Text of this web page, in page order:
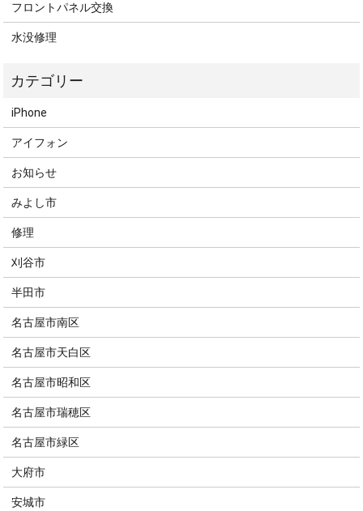
フロントパネル交換
水没修理
iPhone
アイフォン
お知らせ
みよし市
修理
刈谷市
半田市
名古屋市南区
名古屋市天白区
名古屋市昭和区
名古屋市瑞穂区
名古屋市緑区
大府市
安城市